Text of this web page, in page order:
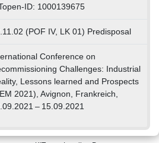
ID: 1000139675
(POF IV, LK 01) Predisposal
Conference on
Challenges: Industrial
Lessons learned and Prospects
2021), Avignon, Frankreich,
– 15.09.2021